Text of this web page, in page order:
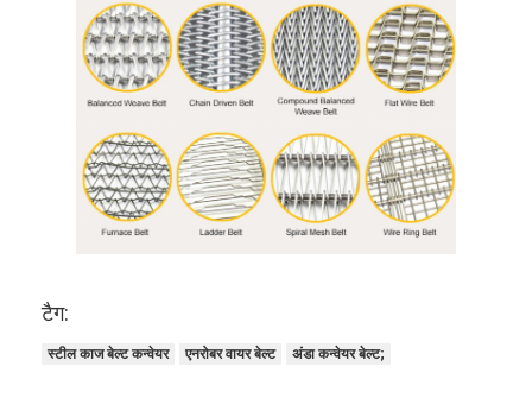
टैग:
स्टील काज बेल्ट कन्वेयर एनरोबर वायर बेल्ट अंडा कन्वेयर बेल्ट;